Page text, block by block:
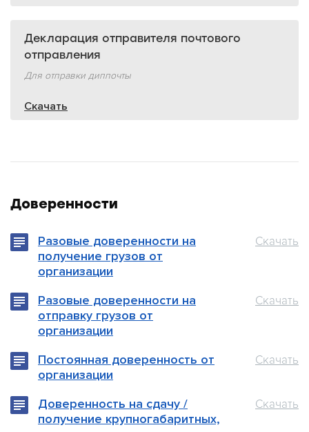
Декларация отправителя почтового
отправления
Для отправки диппочты
Скачать
Доверенности
Разовые доверенности на
получение грузов от
организации
Скачать
Разовые доверенности на
отправку грузов от
организации
Скачать
Постоянная доверенность от
организации
Скачать
Доверенность на сдачу /
получение крупногабаритных,
Скачать